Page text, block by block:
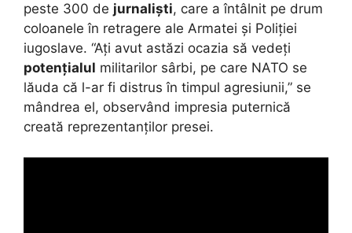
peste 300 de jurnaliști, care a întâlnit pe drum
coloanele în retragere ale Armatei și Poliției
iugoslave. “Ați avut astăzi ocazia să vedeți
potențialul militarilor sârbi, pe care NATO se
lăuda că l-ar fi distrus în timpul agresiunii,” se
mândrea el, observând impresia puternică
creată reprezentanților presei.